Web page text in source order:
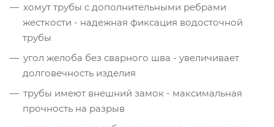
хомут трубы с дополнительными ребрами
жесткости - надежная фиксация водосточной
трубы
угол желоба без сварного шва - увеличивает
долговечность изделия
трубы имеют внешний замок - максимальная
прочность на разрыв